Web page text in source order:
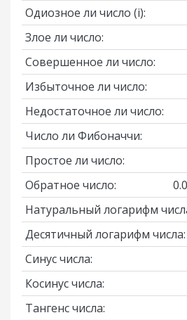
Одиозное ли число (i):
Злое ли число:
Совершенное ли число:
Избыточное ли число:
Недостаточное ли число:
Число ли Фибоначчи:
Простое ли число:
Обратное число:
Натуральный логарифм
Десятичный логарифм числа:
Синус числа:
Косинус числа:
Тангенс числа: